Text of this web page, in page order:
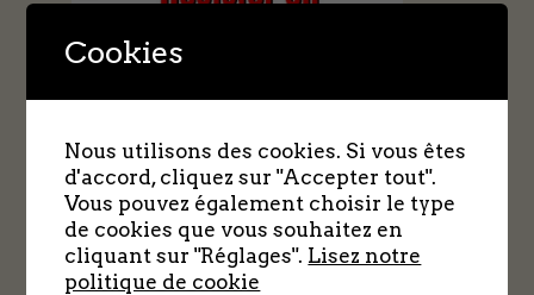
Cookies
Nous utilisons des cookies. Si vous êtes
d'accord, cliquez sur "Accepter tout".
Vous pouvez également choisir le type
de cookies que vous souhaitez en
cliquant sur "Réglages". Lisez notre
politique de cookie